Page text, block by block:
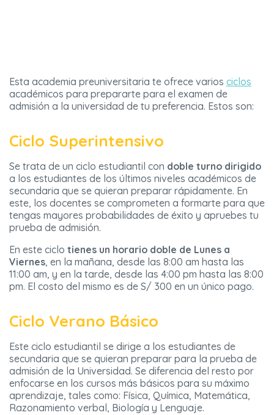
Esta academia preuniversitaria te ofrece varios ciclos
académicos para prepararte para el examen de
admisión a la universidad de tu preferencia. Estos son:
Ciclo Superintensivo
Se trata de un ciclo estudiantil con doble turno dirigido
a los estudiantes de los últimos niveles académicos de
secundaria que se quieran preparar rápidamente. En
este, los docentes se comprometen a formarte para que
tengas mayores probabilidades de éxito y apruebes tu
prueba de admisión.
En este ciclo tienes un horario doble de Lunes a
Viernes, en la mañana, desde las 8:00 am hasta las
11:00 am, y en la tarde, desde las 4:00 pm hasta las 8:00
pm. El costo del mismo es de S/ 300 en un único pago.
Ciclo Verano Básico
Este ciclo estudiantil se dirige a los estudiantes de
secundaria que se quieran preparar para la prueba de
admisión de la Universidad. Se diferencia del resto por
enfocarse en los cursos más básicos para su máximo
aprendizaje, tales como: Física, Química, Matemática,
Razonamiento verbal, Biología y Lenguaje.